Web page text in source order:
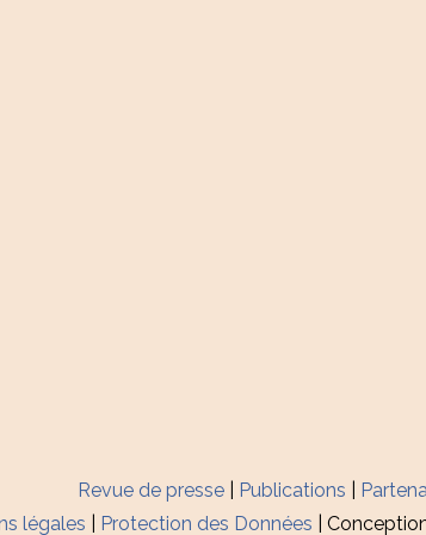
Revue de presse| Publications
légales
Protection des Données |